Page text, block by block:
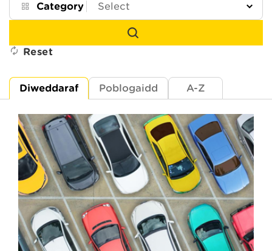
Category
Reset
Diweddaraf Poblogaidd A-Z